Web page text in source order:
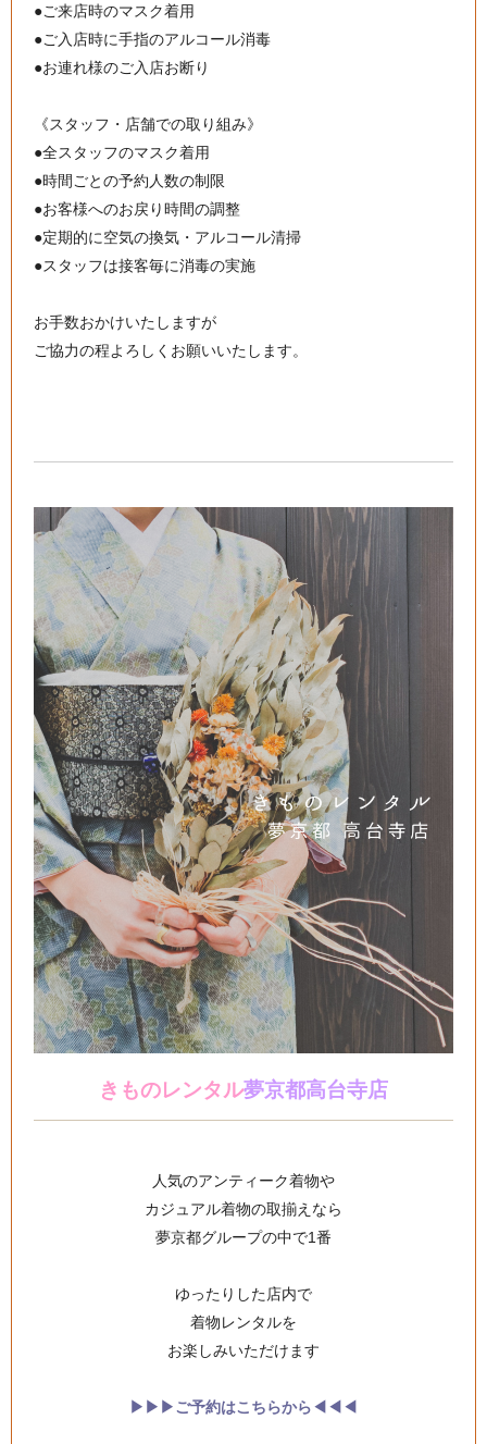
●ご来店時のマスク着用
●ご入店時に手指のアルコール消毒
●お連れ様のご入店お断り
《スタッフ・店舗での取り組み》
●全スタッフのマスク着用
●時間ごとの予約人数の制限
●お客様へのお戻り時間の調整
●定期的に空気の換気・アルコール清掃
●スタッフは接客毎に消毒の実施
お手数おかけいたしますが
ご協力の程よろしくお願いいたします。
きものレンタル夢京都高台寺店
人気のアンティーク着物や
カジュアル着物の取揃えなら
夢京都グループの中で1番
ゆったりした店内で
着物レンタルを
お楽しみいただけます
▶︎▶︎▶︎ご予約はこちらから◀︎◀︎◀︎